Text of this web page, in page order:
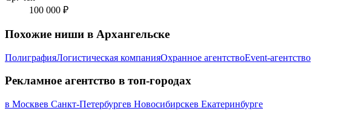
100 000 ₽
Похожие ниши в Архангельске
ПолиграфияЛогистическая компанияОхранное агентствоEvent-агентство
Рекламное агентство в топ-городах
в Москвев Санкт-Петербургев Новосибирскев Екатеринбурге